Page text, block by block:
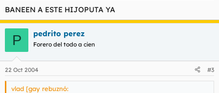
BANEEN A ESTE HIJOPUTA YA
P pedrito perez
Forero del todo a cien
22 Oct 2004 #3
vlad [gay rebuznó: